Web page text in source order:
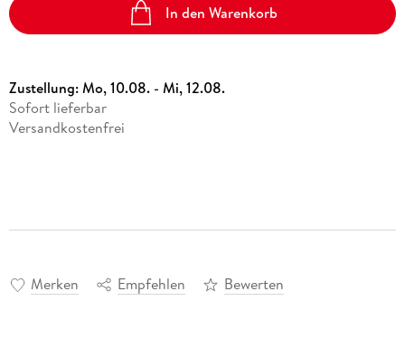
In den Warenkorb
Zustellung:Mo, 10.08. - Mi, 12.08.
Sofort lieferbar
Versandkostenfrei
Merken Empfehlen Bewerten